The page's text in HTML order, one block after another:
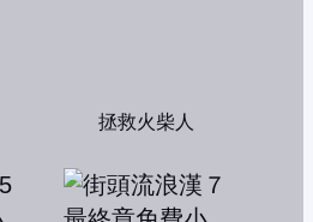
拯救火柴人